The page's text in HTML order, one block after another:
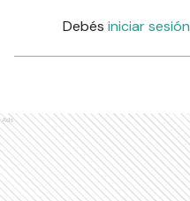
Debés iniciar sesión
Ads